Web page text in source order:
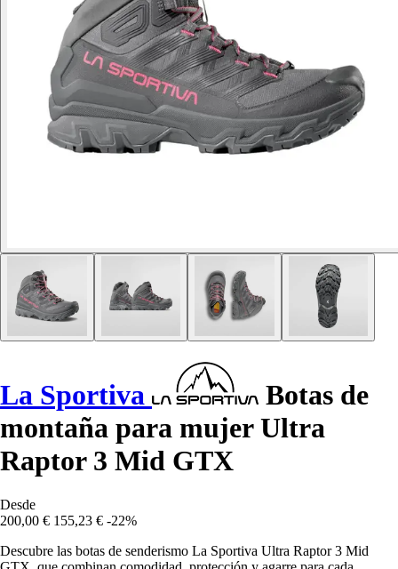
La Sportiva
Botas de
montaña para mujer Ultra
Raptor 3 Mid GTX
Desde
200,00 € 155,23 € -22%
Descubre las botas de senderismo La Sportiva Ultra Raptor 3 Mid